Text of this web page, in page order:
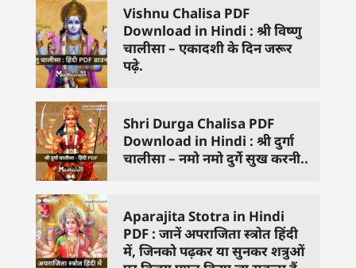
Vishnu Chalisa PDF
Download in Hindi : श्री विष्णु
चालीसा – एकादशी के दिन जरूर
पढ़े.
Shri Durga Chalisa PDF
Download in Hindi : श्री दुर्गा
चालीसा – नमो नमो दुर्गे सुख करनी..
Aparajita Stotra in Hindi
PDF : जानें अपराजिता स्त्रोत हिंदी
में, जिनको पढ़कर या सुनकर शत्रुओं